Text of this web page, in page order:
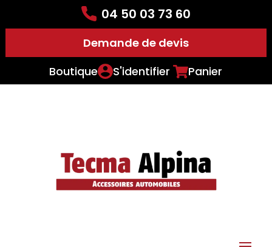
04 50 03 73 60
Demande de devis
Boutique
S'identifier Panier